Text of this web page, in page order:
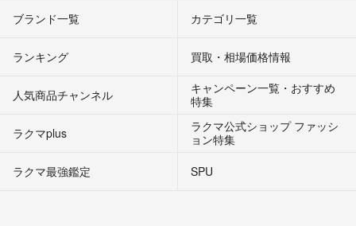
ブランド一覧 カテゴリ一覧
ランキング 買取・相場価格情報
人気商品チャンネル
キャンペーン一覧・おすすめ
特集
ラクマplus
ラクマ公式ショップ ファッシ
ョン特集
ラクマ最強鑑定
SPU